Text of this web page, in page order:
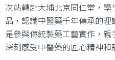
次站轉赴大埔北京同仁堂，
品，認識中醫藥千年傳承的
是參與傳統製藥工藝實作，親
深刻感受中醫藥的匠心精神和